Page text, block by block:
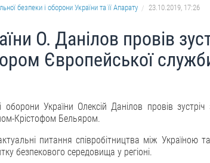
безпеки і оборони України та її Апарату 23.10.2019, 17:26
О. Данілов провів
Європейської
оборони України Олексій Данілов провів
Крістофом Бельяром.
питання співробітництва між
безпекового середовища у регіоні.